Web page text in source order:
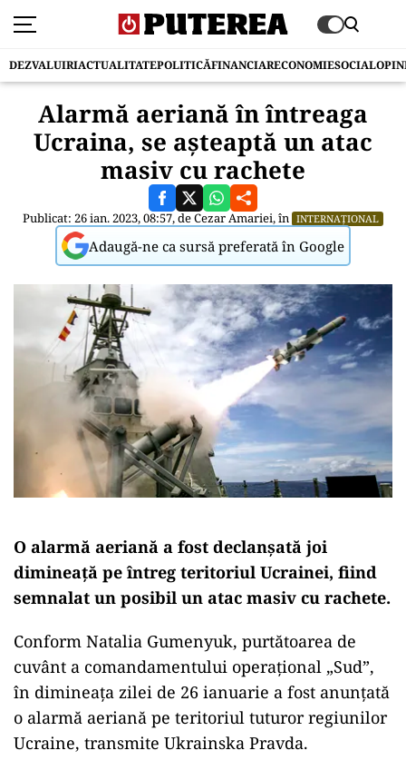
DEZVALUIRIACTUALITATEPOLITICĂFINANCIARECONOMIESOCIAL
Alarmă aeriană în întreaga
Ucraina, se așteaptă un atac
masiv cu rachete
Publicat: 26 ian. 2023, 08:57, deCezar Amariei, în INTERNAȚIONAL
Adaugă-ne ca sursă preferată în Google
O alarmă aeriană a fost declanșată joi
dimineață pe întreg teritoriul Ucrainei, fiind
semnalat un posibil un atac masiv cu rachete.
Conform Natalia Gumenyuk, purtătoarea de
cuvânt a comandamentului operațional „Sud”,
în dimineața zilei de 26 ianuarie a fost anunțată
o alarmă aeriană pe teritoriul tuturor regiunilor
Ucraine, transmite Ukrainska Pravda.